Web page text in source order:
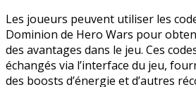
Les joueurs peuvent utiliser les
Dominion de Hero Wars pour
des avantages dans le jeu. Ces
échangés via l’interface du jeu,
des boosts d’énergie et d’autres